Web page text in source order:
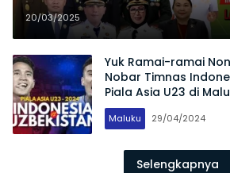
Timnas Indonesia Vs
Lapangan Merdeka
20/03/2025
Yuk Ramai-ramai
Nobar Timnas
Piala Asia U23 di
Maluku 29/04/2024
Selengkapnya